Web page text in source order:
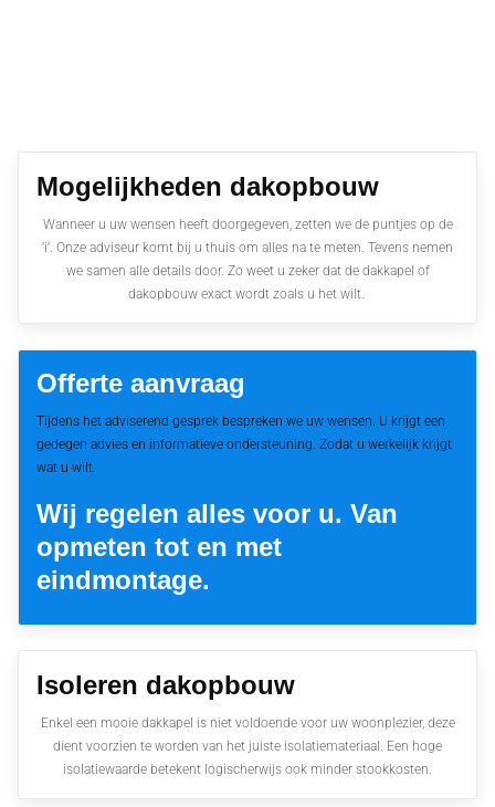
Mogelijkheden dakopbouw
Wanneer u uw wensen heeft doorgegeven, zetten we de puntjes op de
’i’. Onze adviseur komt bij u thuis om alles na te meten. Tevens nemen
we samen alle details door. Zo weet u zeker dat de dakkapel of
dakopbouw exact wordt zoals u het wilt.
Offerte aanvraag
Tijdens het adviserend gesprek bespreken we uw wensen. U krijgt een
gedegen advies en informatieve ondersteuning. Zodat u werkelijk krijgt
wat u wilt.
Wij regelen alles voor u. Van
opmeten tot en met
eindmontage.
Isoleren dakopbouw
Enkel een mooie dakkapel is niet voldoende voor uw woonplezier, deze
dient voorzien te worden van het juiste isolatiemateriaal. Een hoge
isolatiewaarde betekent logischerwijs ook minder stookkosten.